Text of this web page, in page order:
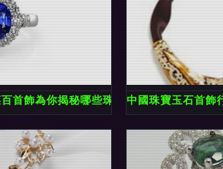
首飾為你揭秘哪些珠寶值得長期持有
中國珠寶玉石首飾